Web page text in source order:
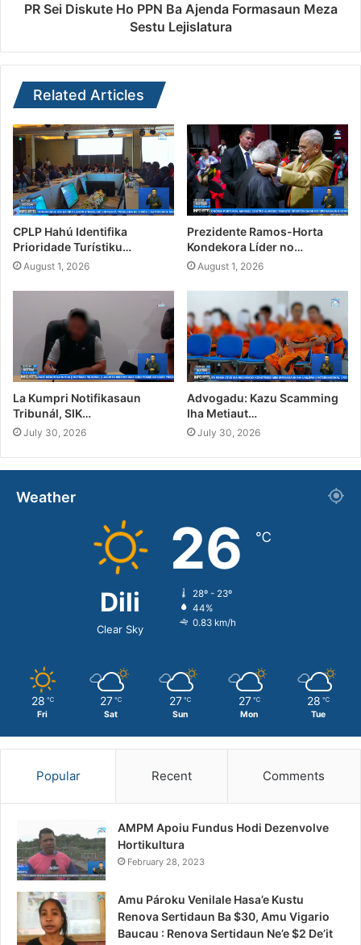
PR Sei Diskute Ho PPN Ba Ajenda Formasaun Meza
Sestu Lejislatura
Related Articles
CPLP Hahú Identifika
Prioridade Turístiku…
August 1, 2026
Prezidente Ramos-Horta
Kondekora Líder no…
August 1, 2026
La Kumpri Notifikasaun
Tribunál, SIK…
July 30, 2026
Advogadu: Kazu Scamming
Iha Metiaut…
July 30, 2026
Weather
Dili
Clear Sky
26 ℃
28º - 23º
44%
0.83 km/h
28 ℃
Fri
27 ℃
Sat
27 ℃
Sun
27 ℃
Mon
28 ℃
Tue
Popular Recent Comments
AMPM Apoiu Fundus Hodi Dezenvolve
Hortikultura
February 28, 2023
Amu Pároku Venilale Hasa’e Kustu
Renova Sertidaun Ba $30, Amu Vigario
Baucau : Renova Sertidaun Ne’e $2 De’it